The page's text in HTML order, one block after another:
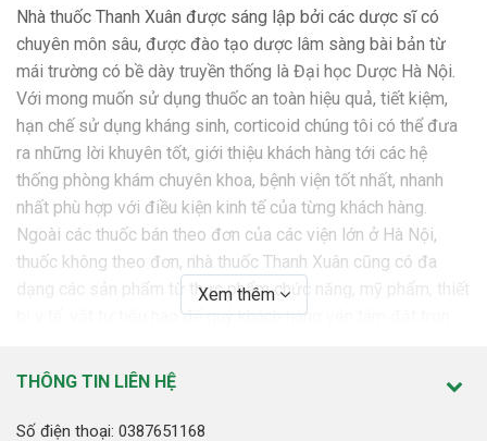
Nhà thuốc Thanh Xuân được sáng lập bởi các dược sĩ có
chuyên môn sâu, được đào tạo dược lâm sàng bài bản từ
mái trường có bề dày truyền thống là Đại học Dược Hà Nội.
Với mong muốn sử dụng thuốc an toàn hiệu quả, tiết kiệm,
hạn chế sử dụng kháng sinh, corticoid chúng tôi có thể đưa
ra những lời khuyên tốt, giới thiệu khách hàng tới các hệ
thống phòng khám chuyên khoa, bệnh viện tốt nhất, nhanh
nhất phù hợp với điều kiện kinh tế của từng khách hàng.
Ngoài các thuốc bán theo đơn của các viện lớn ở Hà Nội,
thuốc không theo đơn, nhà thuốc Thanh Xuân cũng có đa
dạng các sản phẩm từ thực phẩm chức năng, mỹ phẩm, thiết
bị y tế, vật tư tiêu hao để quý khách hàng yên tâm đặt trọn
SỨ MỆNH
Nhà thuốc Thanh Xuân cam kết mang tới những sản phẩm,
Xem thêm
THÔNG TIN LIÊN HỆ
Số điện thoại: 0387651168